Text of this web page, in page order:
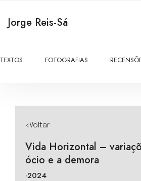
Jorge Reis-Sá
TEXTOS FOTOGRAFIAS
<Voltar
Vida Horizontal –
ócio e a demora
·2024